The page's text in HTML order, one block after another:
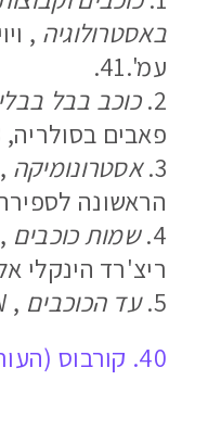
באסטרולוגיה
עמ'.41.
2. כוכב בבל בבלי
פאבים בסולריה, 2008, עמוד 166ff.
3. אסטרונומיקה
הראשונה לספירה, ספר
4. שמות כוכבים
ריצ'רד הינקלי אלן, 1899,
5. עד הכוכבים , EW בולינגר,
40. קורבוס (העורב